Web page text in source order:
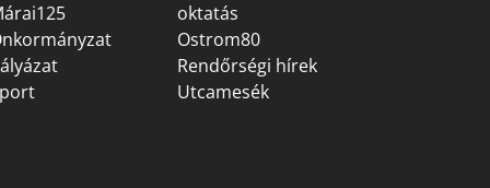
oktatás
Ostrom80
Rendőrségi hírek
Utcamesék